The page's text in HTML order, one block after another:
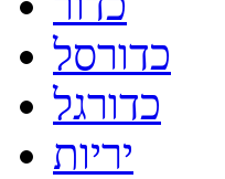
כדורסל
כדורגל
יריות